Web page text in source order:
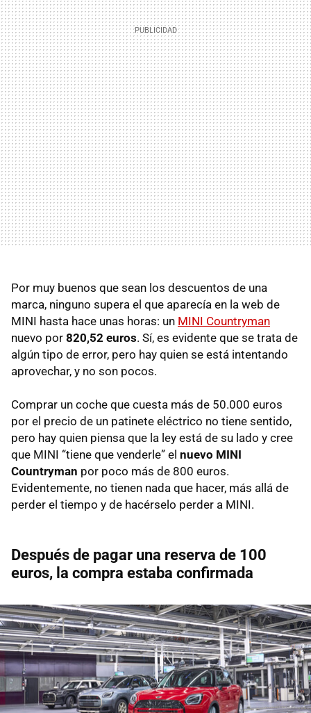
Por muy buenos que sean los descuentos de una
marca, ninguno supera el que aparecía en la web de
MINI hasta hace unas horas: un MINI Countryman
nuevo por 820,52 euros. Sí, es evidente que se trata de
algún tipo de error, pero hay quien se está intentando
aprovechar, y no son pocos.
Comprar un coche que cuesta más de 50.000 euros
por el precio de un patinete eléctrico no tiene sentido,
pero hay quien piensa que la ley está de su lado y cree
que MINI “tiene que venderle” el nuevo MINI
Countryman por poco más de 800 euros.
Evidentemente, no tienen nada que hacer, más allá de
perder el tiempo y de hacérselo perder a MINI.
Después de pagar una reserva de 100
euros, la compra estaba confirmada